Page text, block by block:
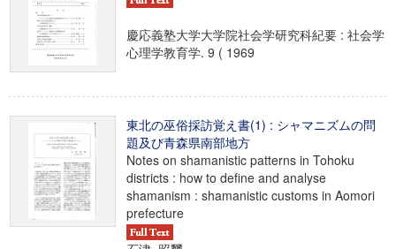
慶応義塾大学大学院社会学研究科紀要 : 社会学
心理学教育学. 9 ( 1969
東北の巫俗採訪覚え書(1) : シャマニズムの問
題及び青森県南部地方
Notes on shamanistic patterns in Tohoku
districts : how to define and analyse
shamanism : shamanistic customs in Aomori
prefecture